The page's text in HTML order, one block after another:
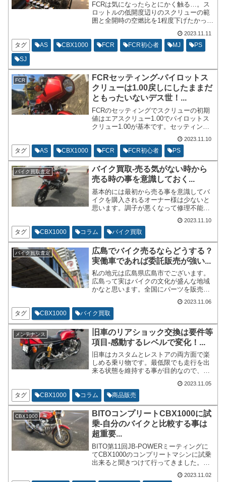
FCRは気になったらとにかく触る…。ス
ロットルの低開度辺りのスクリューの範
囲と全開時の空燃比を1程度下げたかった
はSJをあまり触らないときめていたので
すが、48→45→48→45→48と短期間で行
ったり来たりを繰り返してるような状態
2023.11.11
タグ AS CBX1000 FCR FCR初心者 MJ
PS
SJ
FCR
FCRセッティング-パイロットス
クリューは1.00戻しにしたままだ
ともったいないデス世！...
FCRのセッティングでスクリューの初期
値はエアスクリュー1.00でパイロットス
クリュー1.00が基本です。セッティング
なセッティングを決めた！と思っていた
所からもう1段階パワーが出るかもしれな
いお話でございます。
2023.11.10
タグ AS CBX1000 FCR FCR初心者 PS
バイク買取査定
バイク買取-売る気がない時から
売る時の事を意識しておく...
基本的には最初から売る事を意識してバ
イクを購入されるオーナー様は少ないと
思います。調子が悪くなって修理不能が
るうちに売ってしまって現金に換えてし
まおうとか、下取りに出せるうちに新し
いバイクに乗ろうなど考えてしまうと思
います。
2023.11.10
タグ CBX1000 コラム バイク買取
バイク買取査定
広島でバイク売るならどうする？
実働車であれば委託販売が強い...
私の地元は広島県広島市でございます。
広島って実はバイクの文化が盛んな地域
かなと思います。全国にパーツを販売し
ている専門店も多々ございます。そして
20年前よりは随分と少なくなりましたが
バイク屋さんもまだまだ多いです。
2023.11.06
タグ CBX1000 バイク買取
メンテナンス
旧車のリアショック交換は要件等
項目-感動するレベルで変化！...
旧車はカスタムとレストアの両方面で楽
しめる乗り物です。最低限でも走行を出
来る状態を維持する事が目的なので、第
こでレストアやオーバーホールを兼ねて
社外のスペシャルパーツを導入する…な
んて事も多いと思います。
2023.11.05
タグ CBX1000 コラム 商品販売
CBX1000
BITOコンプリートCBX1000に試
乗-自分のバイクと比較する事は
超重要...
BITO第11回JB-POWERミーティングに
てCBX1000のコンプリートマシンに試乗
出来ると聞きつけて行ってきました。ず
較したかったので行かずにはいられませ
2023.11.02